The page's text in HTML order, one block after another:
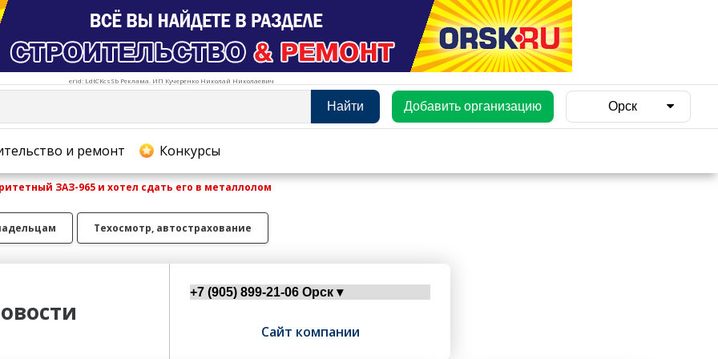
erid: LdtCKcsSb Реклама. ИП Кучеренко Николай Николаевич
Найти Добавить организацию Орск
и ремонт Конкурсы
ЗАЗ-965 и хотел сдать его в металлолом
Техосмотр, автострахование
Сайт компании